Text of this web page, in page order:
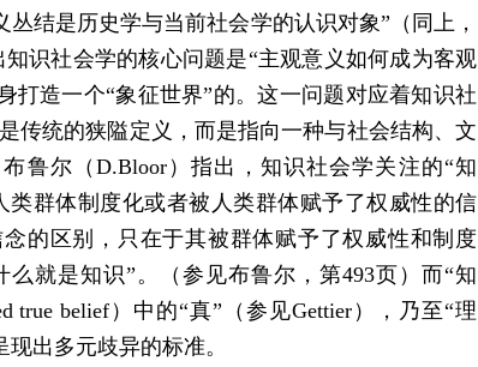
结是历史学与当前社会学的认识对象”（同上，
识社会学的核心问题是“主观意义如何成为客观
打造一个“象征世界”的。这一问题对应着知识社
传统的狭隘定义，而是指向一种与社会结构、文
鲁尔（D.Bloor）指出，知识社会学关注的“知
群体制度化或者被人类群体赋予了权威性的信
的区别，只在于其被群体赋予了权威性和制度
就是知识”。（参见布鲁尔，第493页）而“知
belief）中的“真”（参见Gettier），乃至“理
出多元歧异的标准。